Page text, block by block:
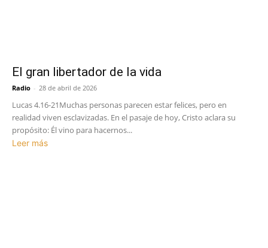
El gran libertador de la vida
Radio - 28 de abril de 2026
Lucas 4.16-21Muchas personas parecen estar felices, pero en
realidad viven esclavizadas. En el pasaje de hoy, Cristo aclara su
propósito: Él vino para hacernos...
Leer más